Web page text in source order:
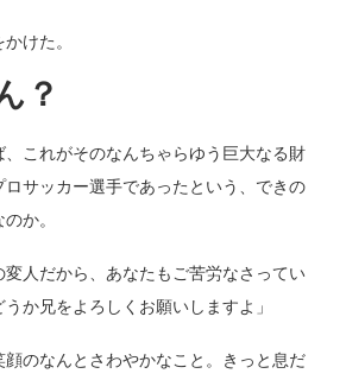
けた。
？
これがそのなんちゃらゆう巨大なる財
サッカー選手であったという、できの
か。
人だから、あなたもご苦労なさってい
か兄をよろしくお願いしますよ」
のなんとさわやかなこと。きっと息だ